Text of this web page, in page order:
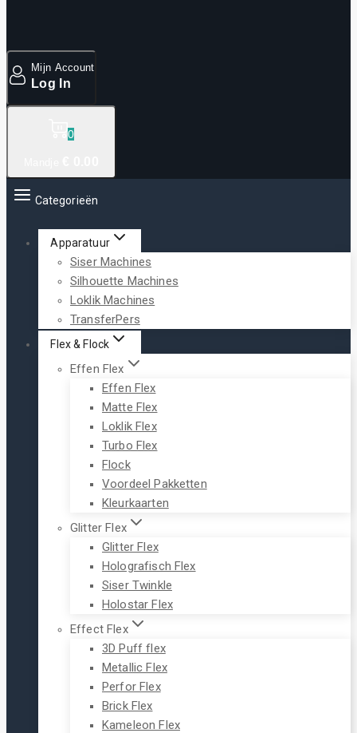
Mijn Account
Log In
0
Categorieën
Apparatuur
Siser Machines
Silhouette Machines
Loklik Machines
TransferPers
Flex & Flock
Effen Flex
Effen Flex
Matte Flex
Loklik Flex
Turbo Flex
Flock
Voordeel Pakketten
Kleurkaarten
Glitter Flex
Glitter Flex
Holografisch Flex
Siser Twinkle
Holostar Flex
Effect Flex
3D Puff flex
Metallic Flex
Perfor Flex
Brick Flex
Kameleon Flex